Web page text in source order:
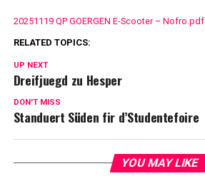
20251119 QP GOERGEN E-Scooter – Nofro.pdf
RELATED TOPICS:
UP NEXT
Dreifjuegd zu Hesper
DON'T MISS
Standuert Süden fir d’Studentefoire
YOU MAY LIKE